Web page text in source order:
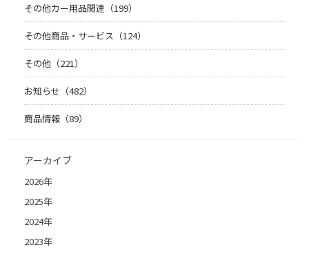
その他カー用品関連（199）
その他商品・サービス（124）
その他（221）
お知らせ（482）
商品情報（89）
アーカイブ
2026年
2025年
2024年
2023年